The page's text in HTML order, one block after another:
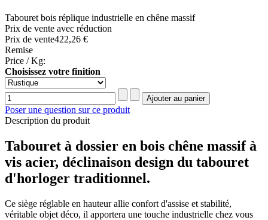
Tabouret bois réplique industrielle en chêne massif
Prix de vente avec réduction
Prix ​​de vente422,26 €
Remise
Price / Kg:
Choisissez votre finition
Poser une question sur ce produit
Description du produit
Tabouret à dossier en bois chêne massif à
vis acier, déclinaison design du tabouret
d'horloger traditionnel.
Ce siège réglable en hauteur allie confort d'assise et stabilité,
véritable objet déco, il apportera une touche industrielle chez vous